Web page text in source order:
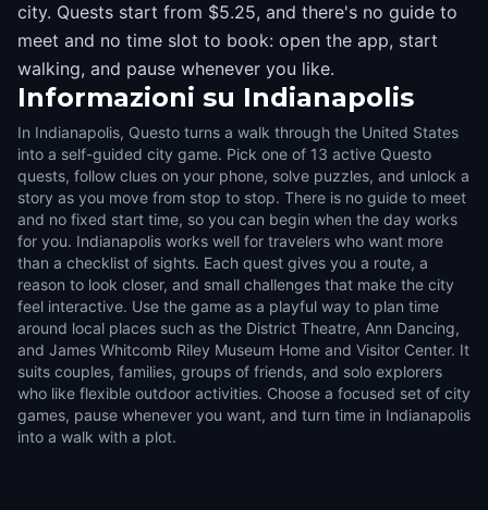
city. Quests start from $5.25, and there's no guide to
meet and no time slot to book: open the app, start
walking, and pause whenever you like.
Informazioni su Indianapolis
In Indianapolis, Questo turns a walk through the United States
into a self-guided city game. Pick one of 13 active Questo
quests, follow clues on your phone, solve puzzles, and unlock a
story as you move from stop to stop. There is no guide to meet
and no fixed start time, so you can begin when the day works
for you. Indianapolis works well for travelers who want more
than a checklist of sights. Each quest gives you a route, a
reason to look closer, and small challenges that make the city
feel interactive. Use the game as a playful way to plan time
around local places such as the District Theatre, Ann Dancing,
and James Whitcomb Riley Museum Home and Visitor Center. It
suits couples, families, groups of friends, and solo explorers
who like flexible outdoor activities. Choose a focused set of city
games, pause whenever you want, and turn time in Indianapolis
into a walk with a plot.